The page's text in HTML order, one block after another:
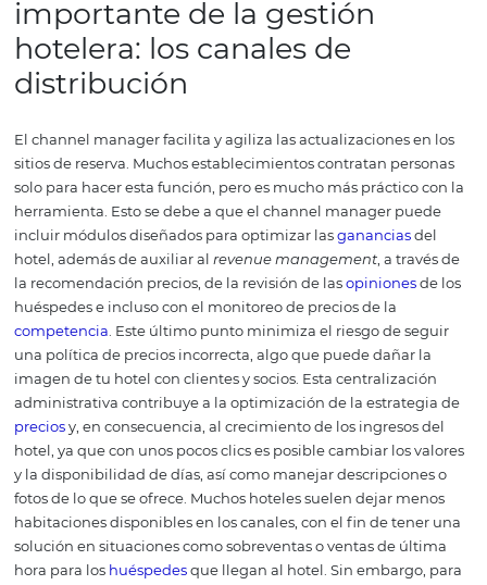
Además de preocuparte por la atención al cliente y la
satisfacción
, debes gestionar las reservas, organizar los
de entrada y salida, administrar los eventos imprevistos
organización de reservas y la actualización de todos
canales con la disponibilidad de habitaciones para
de reservación desperdicia el tiempo que es esencial
tareas. El channel manager es muy útil en ese contexto.
aumento deproductividadalcanzado con el channel
no ocurre por casualidad. ¿Quieres comprenderlo
separado las principales ventajas que el channel
puede ofrecer a tu hotel.
Centraliza y optimiza una
importante de la gestión
hotelera: los canales de
distribución